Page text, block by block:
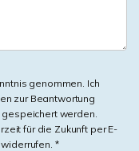
genommen. Ich
zur Beantwortung
werden.
für die Zukunft per E-
*